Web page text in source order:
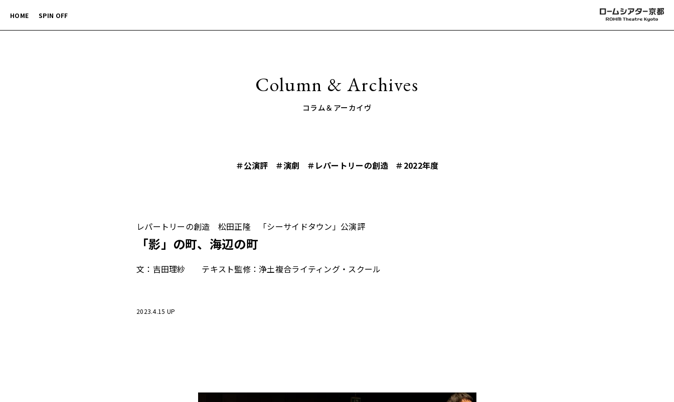
HOME SPIN OFF
Column & Archives
コラム＆アーカイヴ
＃公演評 ＃演劇 ＃レパートリーの創造 ＃2022年度
レパートリーの創造 松田正隆 「シーサイドタウン」公演評
「影」の町、海辺の町
文：吉田理紗 テキスト監修：浄土複合ライティング・スクール
2023.4.15 UP